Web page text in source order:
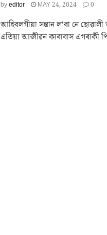
byeditor MAY 24, 2024 0
আহিবলগীয়া সন্তান ল'ৰা নে ছোৱালী
এতিয়া আজীৱন কাৰাবাস এগৰাকী